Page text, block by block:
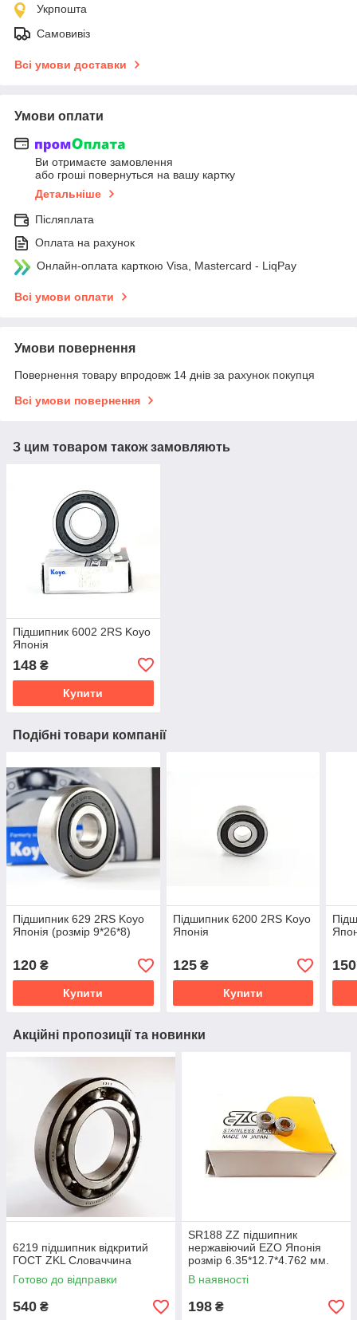
Укрпошта
Самовивіз
Всі умови доставки
Умови оплати
Ви отримаєте замовлення
або гроші повернуться на вашу картку
Детальніше
Післяплата
Оплата на рахунок
Онлайн-оплата карткою Visa, Mastercard - LiqPay
Всі умови оплати
Умови повернення
Повернення товару впродовж 14 днів за рахунок покупця
Всі умови повернення
З цим товаром також замовляють
Підшипник 6002 2RS Koyo
Японія
148 ₴
Купити
Подібні товари компанії
Підшипник 629 2RS Koyo
Японія (розмір 9*26*8)
120 ₴
Купити
Підшипник 6200 2RS Koyo
Японія
125₴
Купити
150
Акційні пропозиції та новинки
6219 підшипник відкритий
ГОСТ ZKL Словаччина
Готово до відправки
540 ₴
SR188 ZZ підшипник
нержавіючий EZO Японія
розмір 6.35*12.7*4.762 мм.
В наявності
198 ₴